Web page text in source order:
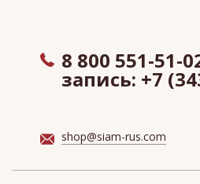
8 800 551-51-
запись: +7
shop@siam-rus.com